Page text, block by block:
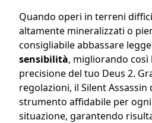
Quando operi in terreni
altamente mineralizzati o
consigliabile abbassare
sensibilità, migliorando così
precisione del tuo Deus 2.
regolazioni, il Silent Assassin
strumento affidabile per
situazione, garantendo